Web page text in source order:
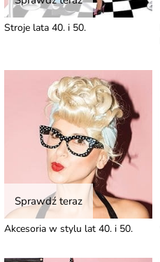
Stroje lata 40. i 50.
Sprawdź teraz
Akcesoria w stylu lat 40. i 50.